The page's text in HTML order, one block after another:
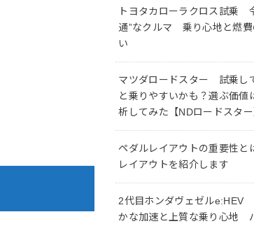
トヨタカローラクロス試乗
通”なクルマ 乗り心地と燃費
い
マツダロードスター 試乗
と乗りやすいかも？選ぶ価値
析してみた【NDロードスター
ペダルレイアウトの重要性
レイアウトを紹介します
2代目ホンダヴェゼル
かな加速と上質な乗り心地